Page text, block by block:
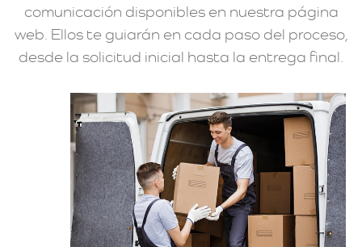
comunicación disponibles en nuestra página
web. Ellos te guiarán en cada paso del proceso,
desde la solicitud inicial hasta la entrega final.